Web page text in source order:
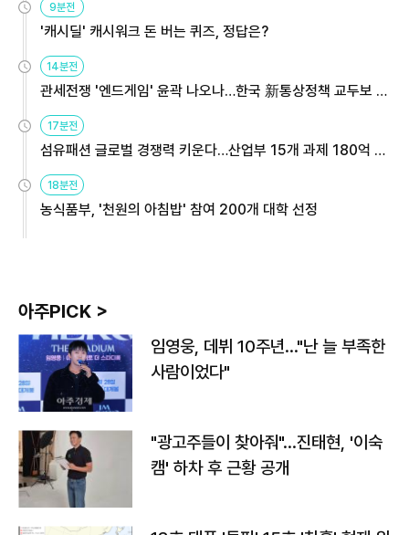
9분전
'캐시딜' 캐시워크 돈 버는 퀴즈, 정답은?
14분전
관세전쟁 '엔드게임' 윤곽 나오나…한국 新통상정책 교두보 활
용해야
17분전
섬유패션 글로벌 경쟁력 키운다…산업부 15개 과제 180억 지
원
18분전
농식품부, '천원의 아침밥' 참여 200개 대학 선정
아주PICK >
임영웅, 데뷔 10주년…"난 늘 부족한
사람이었다"
"광고주들이 찾아줘"…진태현, '이숙
캠' 하차 후 근황 공개